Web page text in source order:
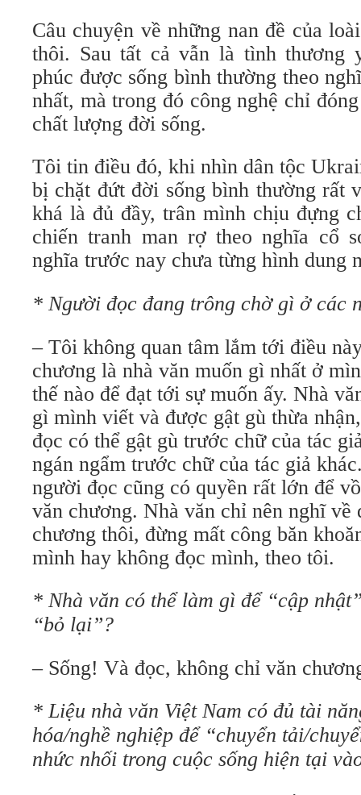
Câu chuyện về những nan đề của
thôi. Sau tất cả vẫn là tình thương
phúc được sống bình thường theo
nhất, mà trong đó công nghệ chỉ
chất lượng đời sống.
Tôi tin điều đó, khi nhìn dân tộc
bị chặt đứt đời sống bình thường rất
khá là đủ đầy, trân mình chịu đựng
chiến tranh man rợ theo nghĩa cổ
nghĩa trước nay chưa từng hình dung
* Người đọc đang trông chờ gì ở các
– Tôi không quan tâm lắm tới điều
chương là nhà văn muốn gì nhất ở
thế nào để đạt tới sự muốn ấy. Nhà
gì mình viết và được gật gù thừa
đọc có thể gật gù trước chữ của tác
ngán ngẩm trước chữ của tác giả
người đọc cũng có quyền rất lớn để
văn chương. Nhà văn chỉ nên nghĩ về
chương thôi, đừng mất công băn
mình hay không đọc mình, theo tôi.
* Nhà văn có thể làm gì để “cập
“bỏ lại”?
– Sống! Và đọc, không chỉ văn
* Liệu nhà văn Việt Nam có đủ tài
hóa/nghề nghiệp để “chuyển tải/
nhức nhối trong cuộc sống hiện tại